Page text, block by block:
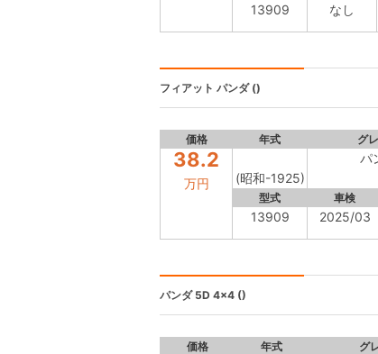
13909 なし
フィアット パンダ ()
価格 年式 グ
38.2
万円 (昭和-1925)
パ
型式 車検
13909 2025/03
パンダ 5D 4x4 ()
価格 年式 グ